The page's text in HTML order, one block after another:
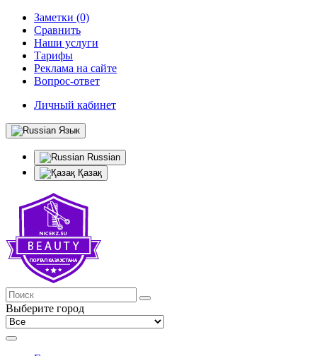
Заметки (0)
Сравнить
Наши услуги
Тарифы
Реклама на сайте
Вопрос-ответ
Личный кабинет
Язык
Russian
Қазақ
Выберите город